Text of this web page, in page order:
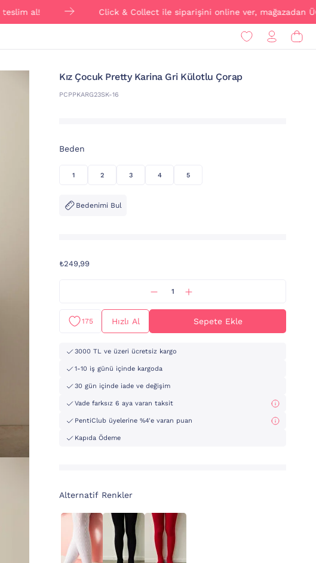
Click & Collect ile siparişini online ver, mağazadan
Kız Çocuk Pretty Karina Gri Külotlu Çorap
PCPPKARG23SK-16
Beden
1 2 3 4 5
Bedenimi Bul
₺249,99
175 Hızlı Al Sepete Ekle
3000 TL ve üzeri ücretsiz kargo
1-10 iş günü içinde kargoda
30 gün içinde iade ve değişim
Vade farksız 6 aya varan taksit
PentiClub üyelerine %4'e varan puan
Kapıda Ödeme
Alternatif Renkler